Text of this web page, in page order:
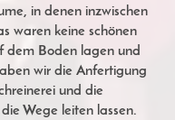
in denen inzwischen
waren keine schönen
Boden lagen und
wir die Anfertigung
und die
Wege leiten lassen.